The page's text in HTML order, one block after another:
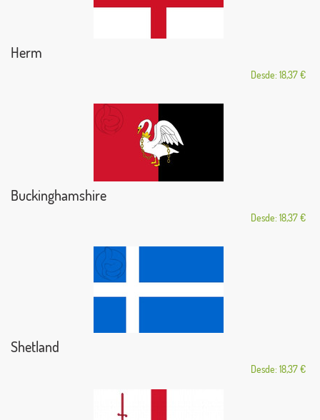
Herm
Desde: 18,37 €
Buckinghamshire
Desde: 18,37 €
Shetland
Desde: 18,37 €